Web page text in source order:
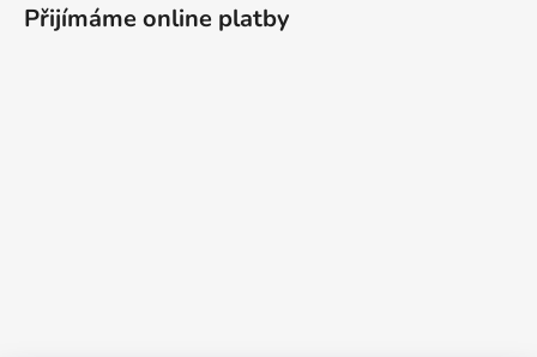
Přijímáme online platby